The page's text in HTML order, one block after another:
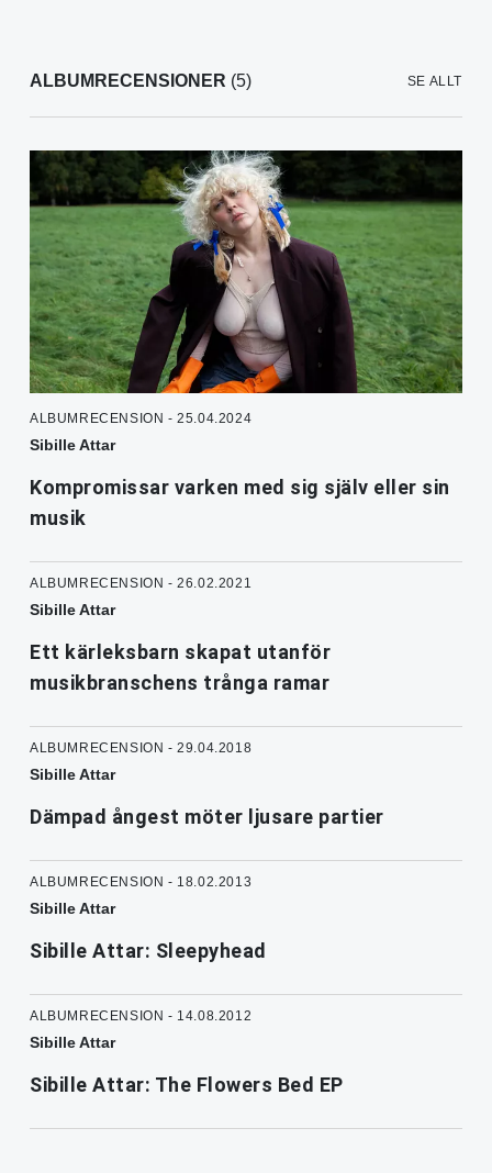
ALBUMRECENSIONER (5) SE ALLT
ALBUMRECENSION - 25.04.2024
Sibille Attar
Kompromissar varken med sig själv eller sin
musik
ALBUMRECENSION - 26.02.2021
Sibille Attar
Ett kärleksbarn skapat utanför
musikbranschens trånga ramar
ALBUMRECENSION - 29.04.2018
Sibille Attar
Dämpad ångest möter ljusare partier
ALBUMRECENSION - 18.02.2013
Sibille Attar
Sibille Attar: Sleepyhead
ALBUMRECENSION - 14.08.2012
Sibille Attar
Sibille Attar: The Flowers Bed EP